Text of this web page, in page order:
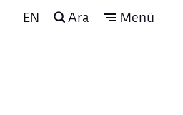
EN Ara Menü